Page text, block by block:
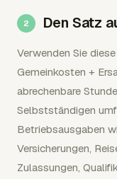
Den Satz
Verwenden Sie
Gemeinkosten +
abrechenbare
Selbstständigen
Betriebsausgaben
Versicherungen,
Zulassungen,